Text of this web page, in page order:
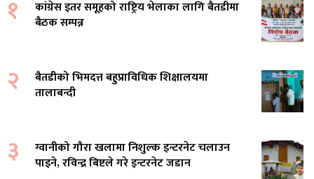
१
कांग्रेस इतर समूहको राष्ट्रिय भेलाका लागि बैतडीमा
बैठक सम्पन्न
२
बैतडीको भिमदत्त बहुप्राविधिक शिक्षालयमा
तालाबन्दी
३
ग्वानीको गौरा खलामा निशुल्क इन्टरनेट चलाउन
पाइने, रविन्द्र बिष्टले गरे इन्टरनेट जडान